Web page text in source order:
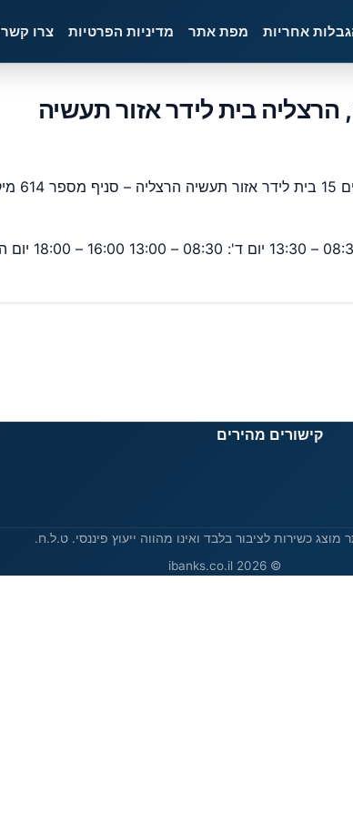
אחריות מפת אתר מדיניות הפרטיות צרו קשר
קישורים מהירים
כשירות לציבור בלבד ואינו מהווה ייעוץ פיננסי. ט.ל.ח.
© 2026 ibanks.co.il